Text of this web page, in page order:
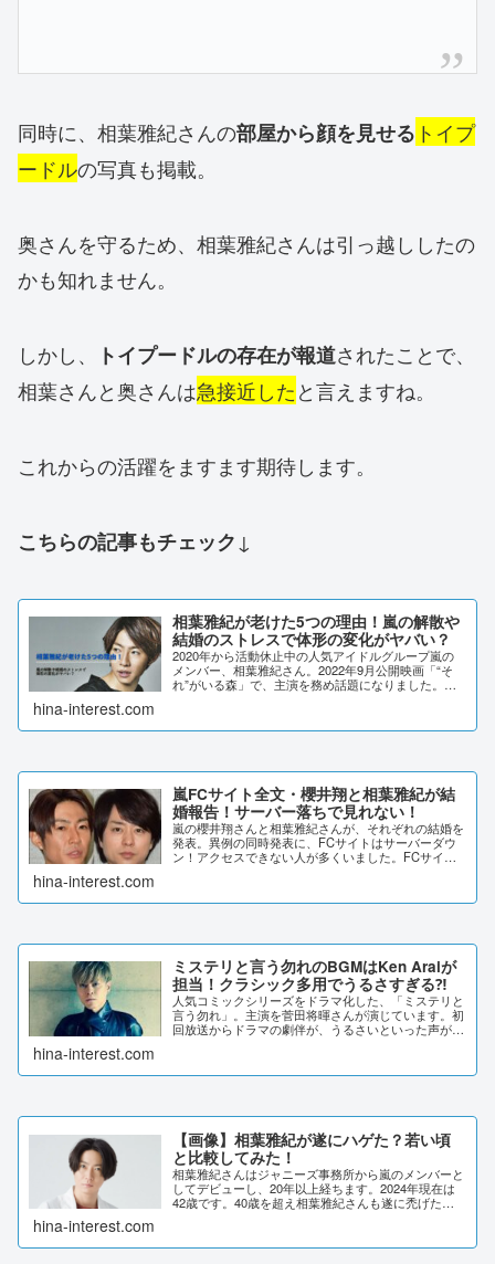
同時に、相葉雅紀さんの部屋から顔を見せる トイプ
ードルの写真も掲載。
奥さんを守るため、相葉雅紀さんは引っ越ししたの
かも知れません。
しかし、 トイプードルの存在が報道されたことで、
相葉さんと奥さんは急接近したと言えますね。
これからの活躍をますます期待します。
こちらの記事もチェック ↓
相葉雅紀が老けた5つの理由！嵐の解散や
結婚のストレスで体形の変化がヤバい？
2020年から活動休止中の人気アイドルグループ嵐の
メンバー、相葉雅紀さん。2022年9月公開映画「“そ
れ”がいる森」で、主演を務め話題になりました。そ
hina-interest.com
嵐FCサイト全文・櫻井翔と相葉雅紀が結
婚報告！サーバー落ちで見れない！
嵐の櫻井翔さんと相葉雅紀さんが、それぞれの結婚を
発表。異例の同時発表に、FCサイトはサーバーダウ
ン！アクセスできない人が多くいました。FCサイト
見...
hina-interest.com
ミステリと言う勿れのBGMはKen Araiが
担当！クラシック多用でうるさすぎる⁈
人気コミックシリーズをドラマ化した、「ミステリと
言う勿れ」。主演を菅田将暉さんが演じています。初
回放送からドラマの劇伴が、うるさいといった声があ
hina-interest.com
【画像】相葉雅紀が遂にハゲた？若い頃
と比較してみた！
相葉雅紀さんはジャニーズ事務所から嵐のメンバーと
してデビューし、20年以上経ちます。2024年現在は
42歳です。40歳を超え相葉雅紀さんも遂に禿げたの
では？と言われていました。実際のところどうなので
hina-interest.com